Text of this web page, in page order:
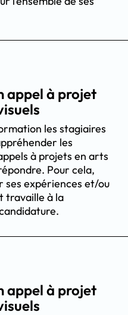
appel à projet
les stagiaires
les
à projets en arts
Pour cela,
ses expériences et/ou
travaille à la
appel à projet